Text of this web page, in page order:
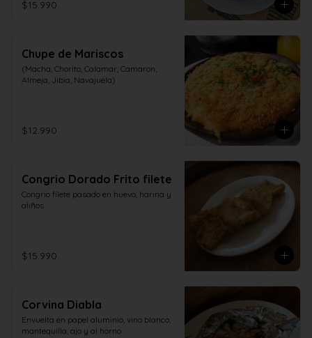
$15.990
Chupe de Mariscos
(Macha, Chorito, Calamar, Camaron,
Almeja, Jibia, Navajuela)
$12.990
Congrio Dorado Frito filete
Congrio filete pasado en huevo, harina y
aliños
$15.990
Corvina Diabla
Envuelta en papel aluminio, vino blanco,
mantequilla, ajo y al horno